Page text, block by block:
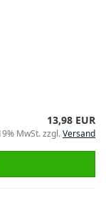
13,98 EUR
MwSt. zzgl.Versand